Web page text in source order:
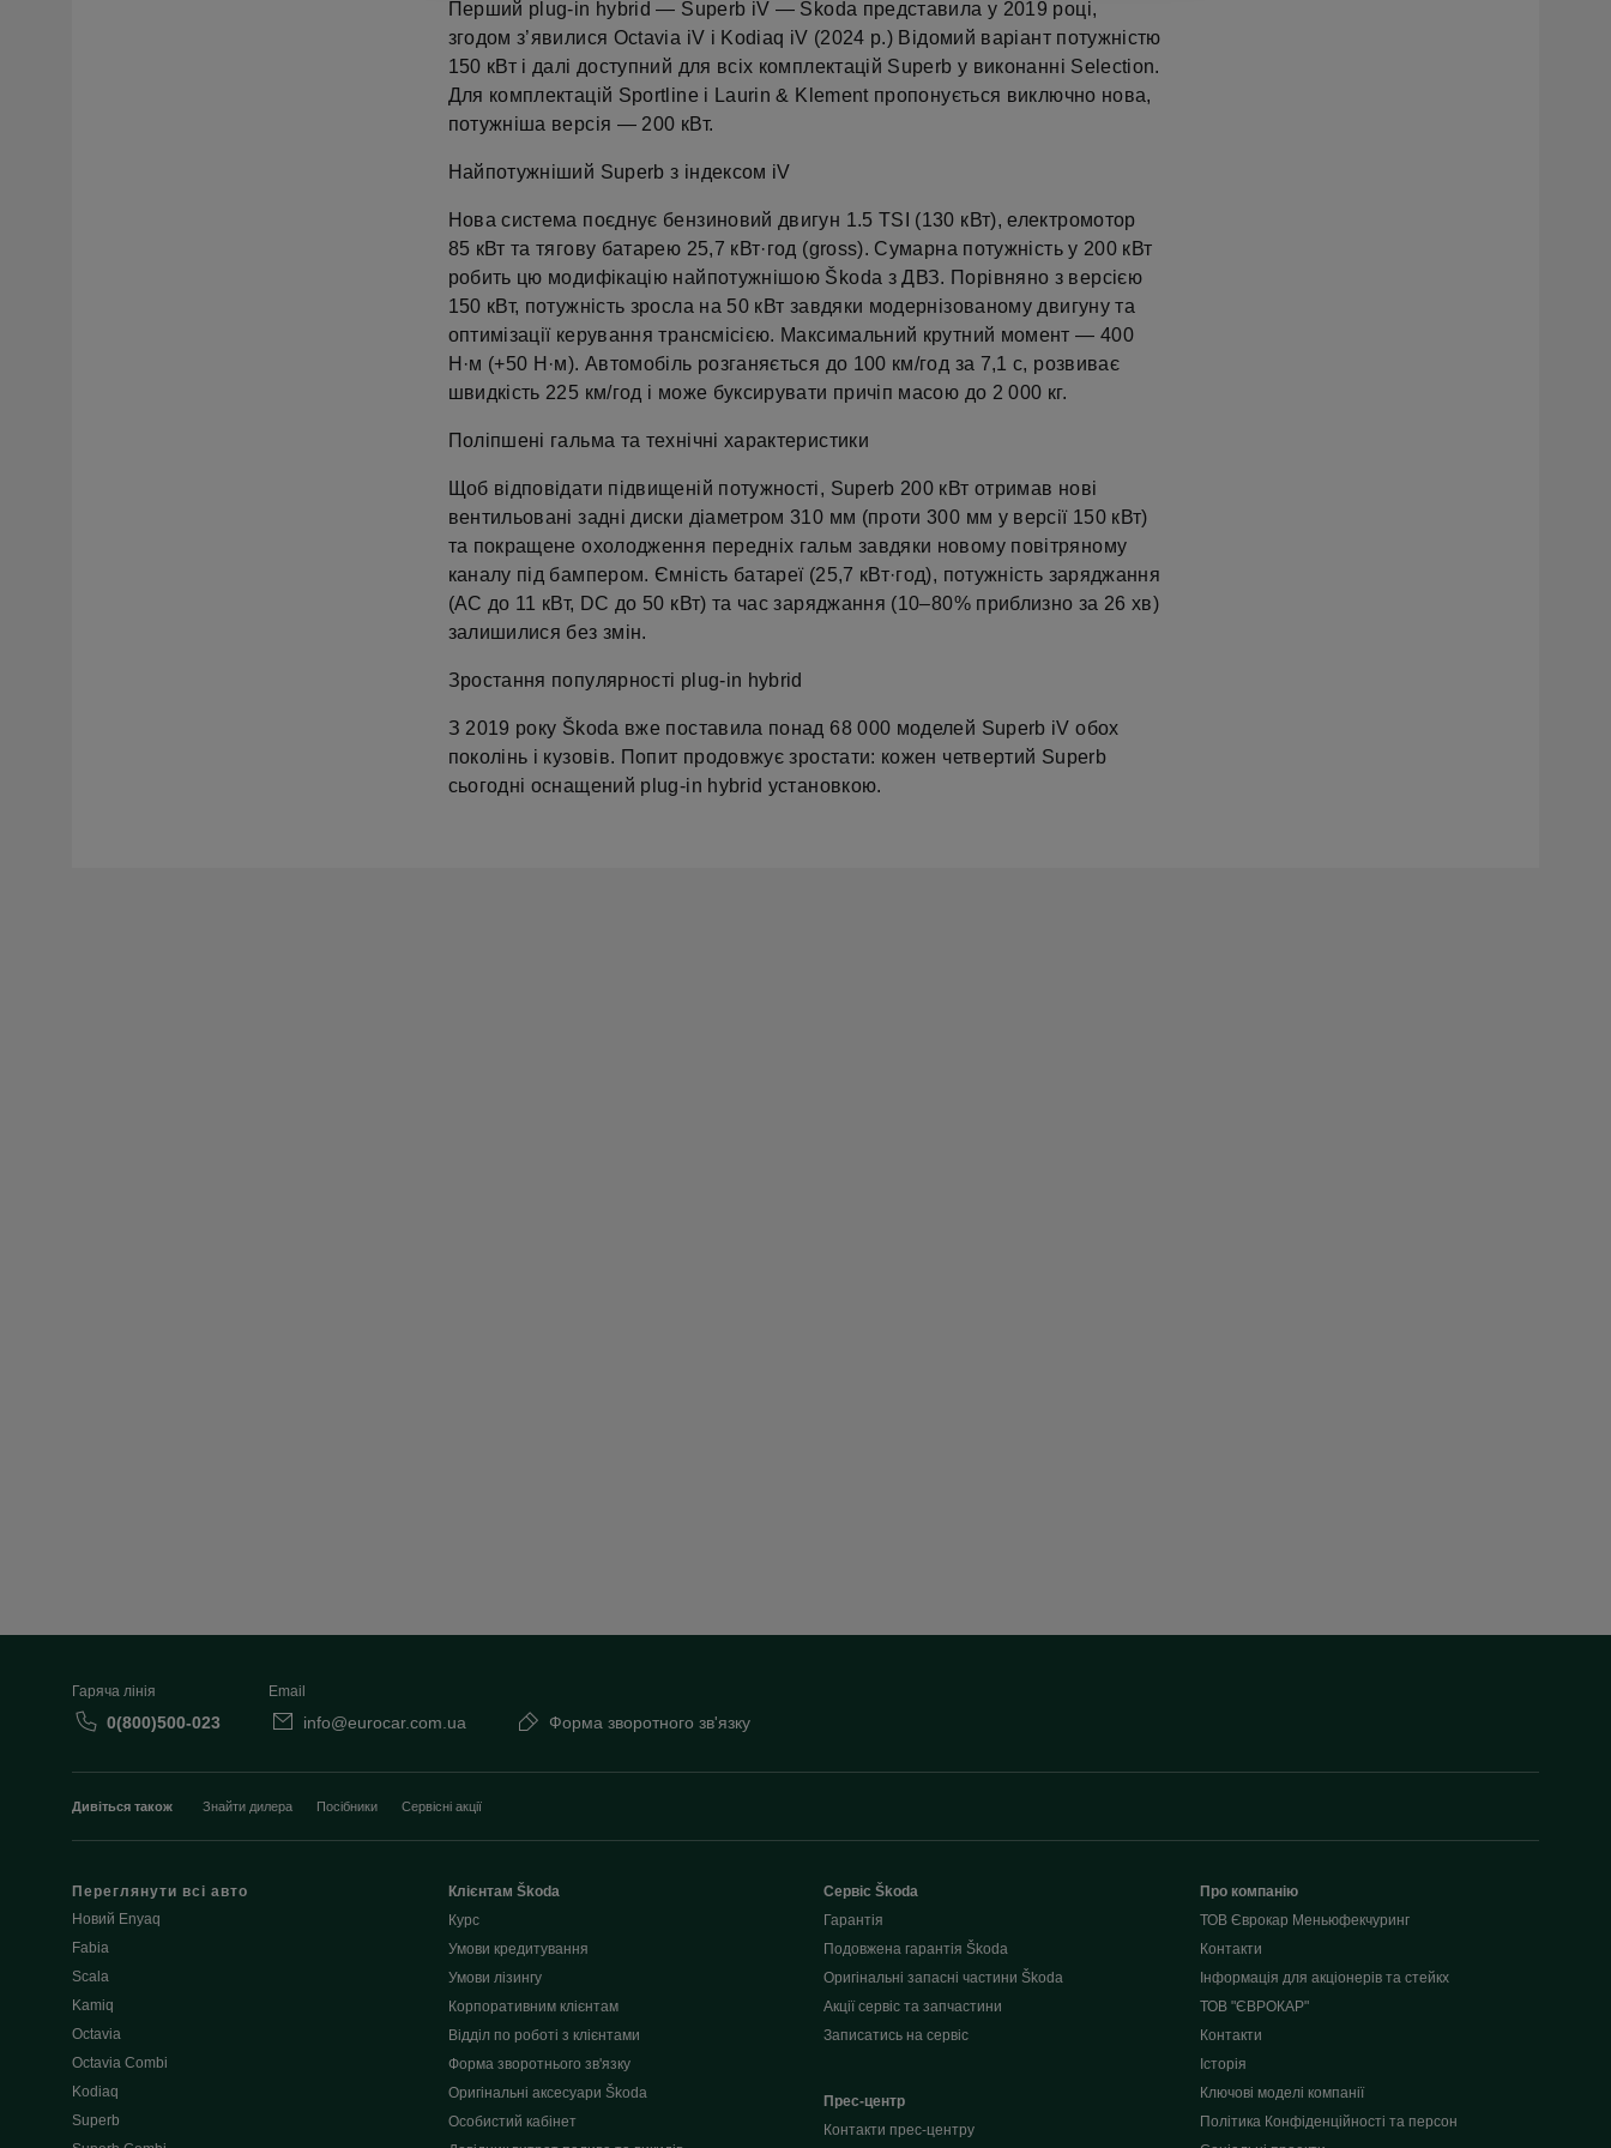
Перший plug-in hybrid — Superb iV — Škoda представила у 2019 році,
згодом з’явилися Octavia iV і Kodiaq iV (2024 р.) Відомий варіант потужністю
150 кВт і далі доступний для всіх комплектацій Superb у виконанні Selection.
Для комплектацій Sportline і Laurin & Klement пропонується виключно нова,
потужніша версія — 200 кВт.
Найпотужніший Superb з індексом iV
Нова система поєднує бензиновий двигун 1.5 TSI (130 кВт), електромотор
85 кВт та тягову батарею 25,7 кВт·год (gross). Сумарна потужність у 200 кВт
робить цю модифікацію найпотужнішою Škoda з ДВЗ. Порівняно з версією
150 кВт, потужність зросла на 50 кВт завдяки модернізованому двигуну та
оптимізації керування трансмісією. Максимальний крутний момент — 400
Н·м (+50 Н·м). Автомобіль розганяється до 100 км/год за 7,1 с, розвиває
швидкість 225 км/год і може буксирувати причіп масою до 2 000 кг.
Поліпшені гальма та технічні характеристики
Щоб відповідати підвищеній потужності, Superb 200 кВт отримав нові
вентильовані задні диски діаметром 310 мм (проти 300 мм у версії 150 кВт)
та покращене охолодження передніх гальм завдяки новому повітряному
каналу під бампером. Ємність батареї (25,7 кВт·год), потужність заряджання
(AC до 11 кВт, DC до 50 кВт) та час заряджання (10–80% приблизно за 26 хв)
залишилися без змін.
Зростання популярності plug-in hybrid
З 2019 року Škoda вже поставила понад 68 000 моделей Superb iV обох
поколінь і кузовів. Попит продовжує зростати: кожен четвертий Superb
сьогодні оснащений plug-in hybrid установкою.
Гаряча лінія
0(800)500-023
Email
info@eurocar.com.ua Форма зворотного зв'язку
Дивіться також Знайти дилера Посібники Сервісні акції
Переглянути всі авто
Новий Enyaq
Fabia
Scala
Kamiq
Octavia
Octavia Combi
Kodiaq
Superb
Клієнтам Škoda
Курс
Умови кредитування
Умови лізингу
Корпоративним клієнтам
Відділ по роботі з клієнтами
Форма зворотнього зв'язку
Оригінальні аксесуари Škoda
Особистий кабінет
Сервіс Škoda
Гарантія
Подовжена гарантія Škoda
Оригінальні запасні частини Škoda
Акції сервіс та запчастини
Записатись на сервіс
Прес-центр
Контакти прес-центру
Про компанію
ТОВ Єврокар Меньюфекчуринг
Контакти
Інформація для акціонерів та стейкх
ТОВ "ЄВРОКАР"
Контакти
Історія
Ключові моделі компанії
Політика Конфіденційності та персон